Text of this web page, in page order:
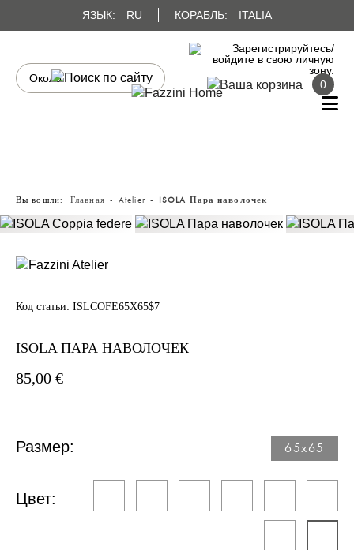
ЯЗЫК: RU КОРАБЛЬ: ITALIA
0
Вы вошли: Главная Atelier ISOLA Пара наволочек
Код статьи: ISLCOFE65X65$7
ISOLA ПАРА НАВОЛОЧЕК
85,00 €
Размер: 65x65
Цвет: